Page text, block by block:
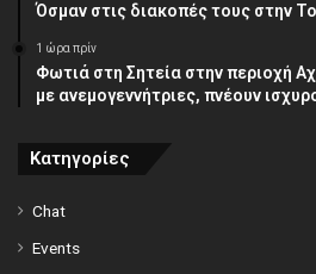
Όσμαν στις διακοπές τους στην
1 ώρα πρίν
Φωτιά στη Σητεία στην περιοχή
με ανεμογεννήτριες, πνέουν
Κατηγορίες
Chat
Events